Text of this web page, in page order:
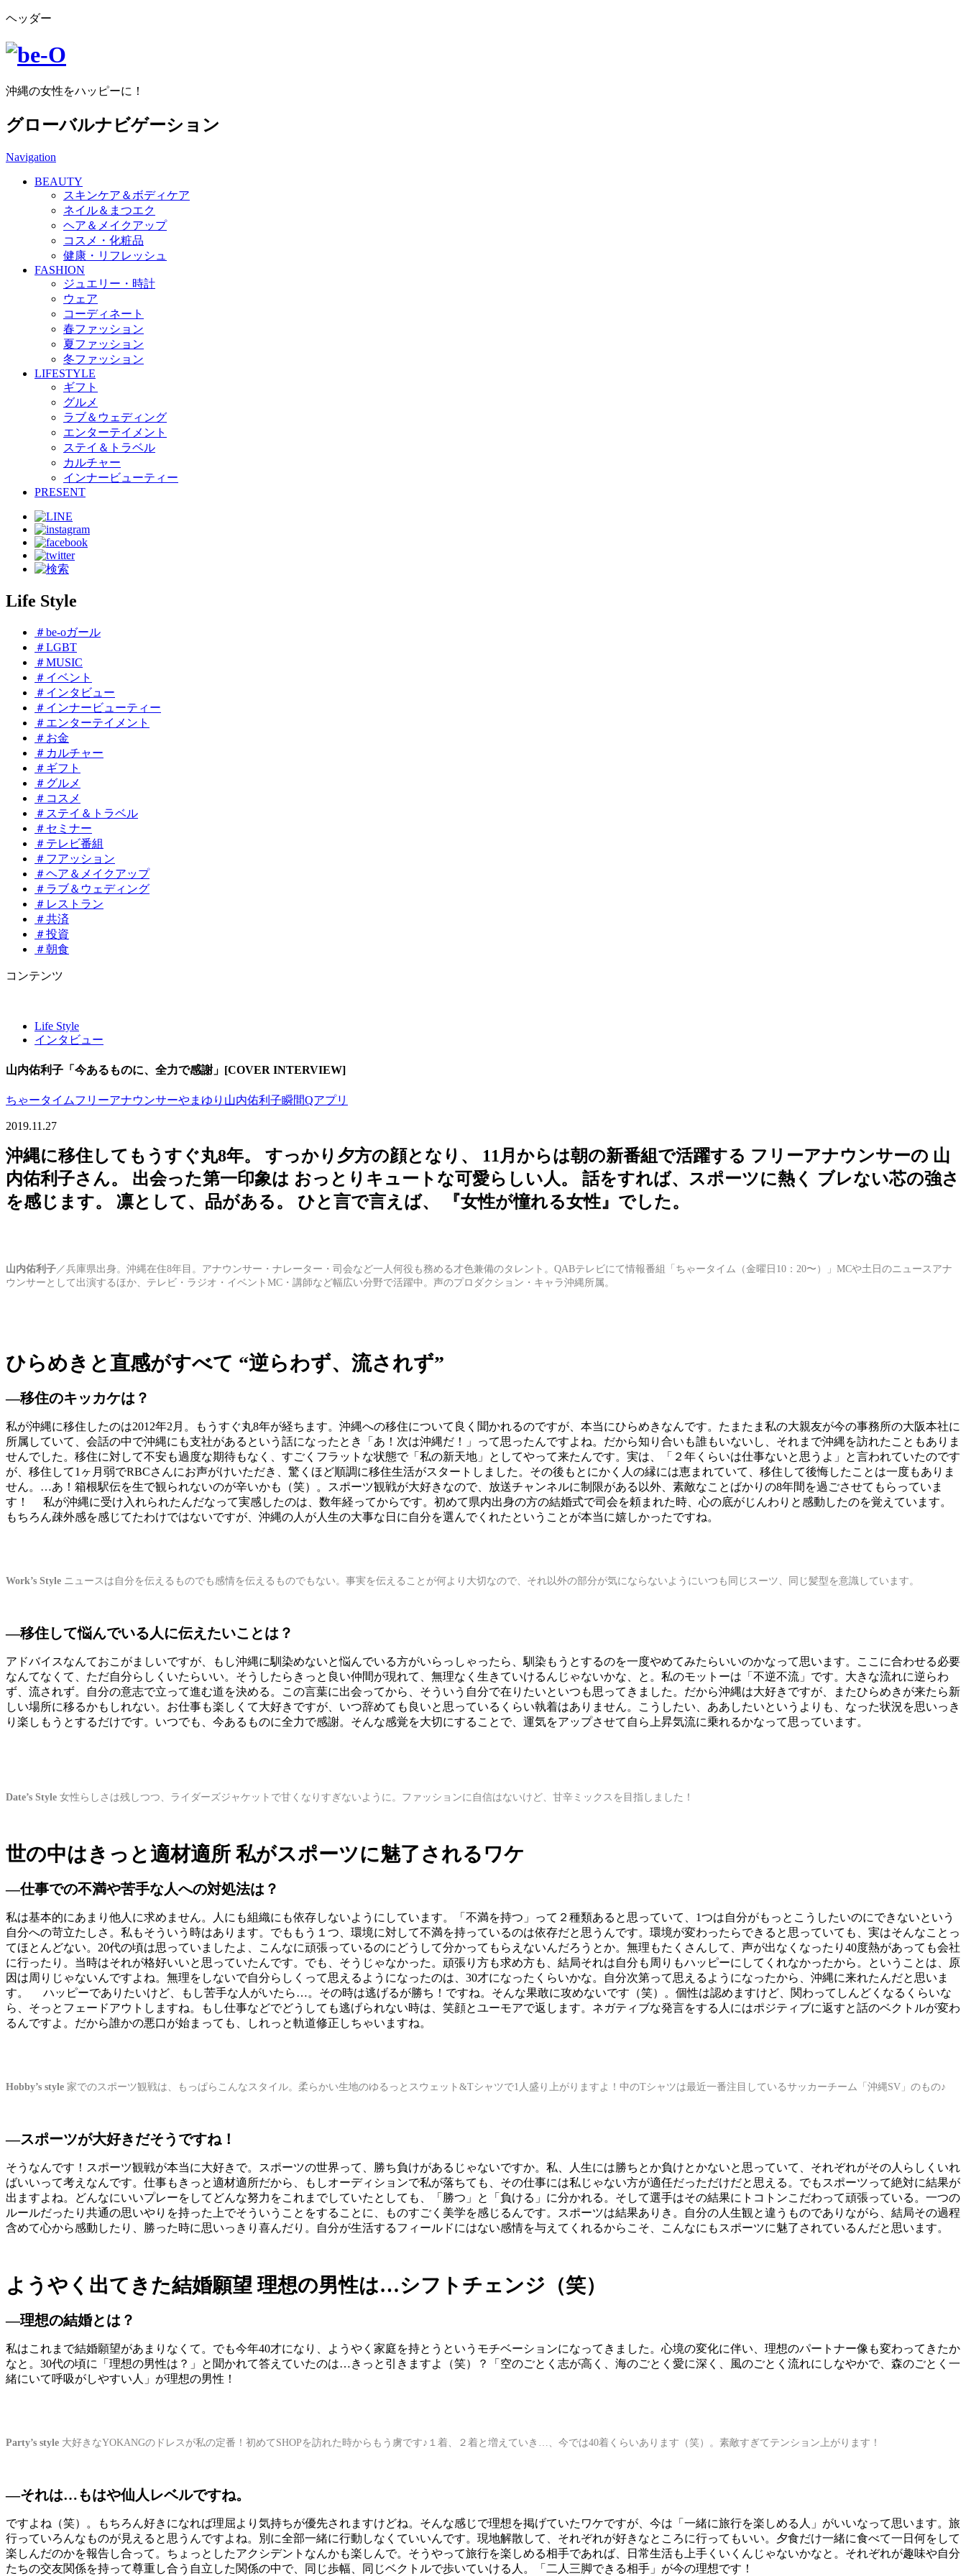
ヘッダー
沖縄の女性をハッピーに！
グローバルナビゲーション
Navigation
BEAUTY
スキンケア＆ボディケア
ネイル＆まつエク
ヘア＆メイクアップ
コスメ・化粧品
健康・リフレッシュ
FASHION
ジュエリー・時計
ウェア
コーディネート
春ファッション
夏ファッション
冬ファッション
LIFESTYLE
ギフト
グルメ
ラブ＆ウェディング
エンターテイメント
ステイ＆トラベル
カルチャー
インナービューティー
PRESENT
Life Style
＃be-oガール
＃LGBT
＃MUSIC
＃イベント
＃インタビュー
＃インナービューティー
＃エンターテイメント
＃お金
＃カルチャー
＃ギフト
＃グルメ
＃コスメ
＃ステイ＆トラベル
＃セミナー
＃テレビ番組
＃フアッション
＃ヘア＆メイクアップ
＃ラブ＆ウェディング
＃レストラン
＃共済
＃投資
＃朝食
コンテンツ
Life Style
インタビュー
山内佑利子「今あるものに、全力で感謝」[COVER INTERVIEW]
ちゃータイムフリーアナウンサーやまゆり 山内佑利子瞬間Qアプリ
2019.11.27
沖縄に移住してもうすぐ丸8年。 すっかり夕方の顔となり、 11月からは朝の新番組で活躍する フリーアナウンサーの 山
内佑利子さん。 出会った第一印象は おっとりキュートな可愛らしい人。 話をすれば、スポーツに熱く ブレない芯の強さ
を感じます。 凛として、品がある。 ひと言で言えば、 『女性が憧れる女性』でした。
山内佑利子／兵庫県出身。沖縄在住8年目。アナウンサー・ナレーター・司会など一人何役も務める才色兼備のタレント。QABテレビにて情報番組「ちゃータイム（金曜日10：20〜）」MCや土日のニュースアナ
ウンサーとして出演するほか、テレビ・ラジオ・イベントMC・講師など幅広い分野で活躍中。声のプロダクション・キャラ沖縄所属。
ひらめきと直感がすべて “逆らわず、流されず”
―移住のキッカケは？
私が沖縄に移住したのは2012年2月。もうすぐ丸8年が経ちます。沖縄への移住について良く聞かれるのですが、本当にひらめきなんです。たまたま私の大親友が今の事務所の大阪本社に
所属していて、会話の中で沖縄にも支社があるという話になったとき「あ！次は沖縄だ！」って思ったんですよね。だから知り合いも誰もいないし、それまで沖縄を訪れたこともありま
せんでした。移住に対して不安も過度な期待もなく、すごくフラットな状態で「私の新天地」としてやって来たんです。実は、「２年くらいは仕事ないと思うよ」と言われていたのです
が、移住して1ヶ月弱でRBCさんにお声がけいただき、驚くほど順調に移住生活がスタートしました。その後もとにかく人の縁には恵まれていて、移住して後悔したことは一度もありま
せん。…あ！箱根駅伝を生で観られないのが辛いかも（笑）。スポーツ観戦が大好きなので、放送チャンネルに制限がある以外、素敵なことばかりの8年間を過ごさせてもらっていま
す！ 私が沖縄に受け入れられたんだなって実感したのは、数年経ってからです。初めて県内出身の方の結婚式で司会を頼まれた時、心の底がじんわりと感動したのを覚えています。
もちろん疎外感を感じてたわけではないですが、沖縄の人が人生の大事な日に自分を選んでくれたということが本当に嬉しかったですね。
Work’s Style ニュースは自分を伝えるものでも感情を伝えるものでもない。事実を伝えることが何より大切なので、それ以外の部分が気にならないようにいつも同じスーツ、同じ髪型を意識しています。
―移住して悩んでいる人に伝えたいことは？
アドバイスなんておこがましいですが、もし沖縄に馴染めないと悩んでいる方がいらっしゃったら、馴染もうとするのを一度やめてみたらいいのかなって思います。ここに合わせる必要
なんてなくて、ただ自分らしくいたらいい。そうしたらきっと良い仲間が現れて、無理なく生きていけるんじゃないかな、と。私のモットーは「不逆不流」です。大きな流れに逆らわ
ず、流されず。自分の意志で立って進む道を決める。この言葉に出会ってから、そういう自分で在りたいといつも思ってきました。だから沖縄は大好きですが、またひらめきが来たら新
しい場所に移るかもしれない。お仕事も楽しくて大好きですが、いつ辞めても良いと思っているくらい執着はありません。こうしたい、ああしたいというよりも、なった状況を思いっき
り楽しもうとするだけです。いつでも、今あるものに全力で感謝。そんな感覚を大切にすることで、運気をアップさせて自ら上昇気流に乗れるかなって思っています。
Date’s Style 女性らしさは残しつつ、ライダーズジャケットで甘くなりすぎないように。ファッションに自信はないけど、甘辛ミックスを目指しました！
世の中はきっと適材適所 私がスポーツに魅了されるワケ
―仕事での不満や苦手な人への対処法は？
私は基本的にあまり他人に求めません。人にも組織にも依存しないようにしています。「不満を持つ」って２種類あると思っていて、1つは自分がもっとこうしたいのにできないという
自分への苛立たしさ。私もそういう時はあります。でももう１つ、環境に対して不満を持っているのは依存だと思うんです。環境が変わったらできると思っていても、実はそんなことっ
てほとんどない。20代の頃は思っていましたよ、こんなに頑張っているのにどうして分かってもらえないんだろうとか。無理もたくさんして、声が出なくなったり40度熱があっても会社
に行ったり。当時はそれが格好いいと思っていたんです。でも、そうじゃなかった。頑張り方も求め方も、結局それは自分も周りもハッピーにしてくれなかったから。ということは、原
因は周りじゃないんですよね。無理をしないで自分らしくって思えるようになったのは、30才になったくらいかな。自分次第って思えるようになったから、沖縄に来れたんだと思いま
す。 ハッピーでありたいけど、もし苦手な人がいたら…。その時は逃げるが勝ち！ですね。そんな果敢に攻めないです（笑）。個性は認めますけど、関わってしんどくなるくらいな
ら、そっとフェードアウトしますね。もし仕事などでどうしても逃げられない時は、笑顔とユーモアで返します。ネガティブな発言をする人にはポジティブに返すと話のベクトルが変わ
るんですよ。だから誰かの悪口が始まっても、しれっと軌道修正しちゃいますね。
Hobby’s style 家でのスポーツ観戦は、もっぱらこんなスタイル。柔らかい生地のゆるっとスウェット&Tシャツで1人盛り上がりますよ！中のTシャツは最近一番注目しているサッカーチーム「沖縄SV」のもの♪
―スポーツが大好きだそうですね！
そうなんです！スポーツ観戦が本当に大好きで。スポーツの世界って、勝ち負けがあるじゃないですか。私、人生には勝ちとか負けとかないと思っていて、それぞれがその人らしくいれ
ばいいって考えなんです。仕事もきっと適材適所だから、もしオーディションで私が落ちても、その仕事には私じゃない方が適任だっただけだと思える。でもスポーツって絶対に結果が
出ますよね。どんなにいいプレーをしてどんな努力をこれまでしていたとしても、「勝つ」と「負ける」に分かれる。そして選手はその結果にトコトンこだわって頑張っている。一つの
ルールだったり共通の思いやりを持った上でそういうことをすることに、ものすごく美学を感じるんです。スポーツは結果ありき。自分の人生観と違うものでありながら、結局その過程
含めて心から感動したり、勝った時に思いっきり喜んだり。自分が生活するフィールドにはない感情を与えてくれるからこそ、こんなにもスポーツに魅了されているんだと思います。
ようやく出てきた結婚願望 理想の男性は…シフトチェンジ（笑）
―理想の結婚とは？
私はこれまで結婚願望があまりなくて。でも今年40才になり、ようやく家庭を持とうというモチベーションになってきました。心境の変化に伴い、理想のパートナー像も変わってきたか
なと。30代の頃に「理想の男性は？」と聞かれて答えていたのは…きっと引きますよ（笑）？「空のごとく志が高く、海のごとく愛に深く、風のごとく流れにしなやかで、森のごとく一
緒にいて呼吸がしやすい人」が理想の男性！
Party’s style 大好きなYOKANGのドレスが私の定番！初めてSHOPを訪れた時からもう虜です♪１着、２着と増えていき…、今では40着くらいあります（笑）。素敵すぎてテンション上がります！
―それは…もはや仙人レベルですね。
ですよね（笑）。もちろん好きになれば理屈より気持ちが優先されますけどね。そんな感じで理想を掲げていたワケですが、今は「一緒に旅行を楽しめる人」がいいなって思います。旅
行っていろんなものが見えると思うんですよね。別に全部一緒に行動しなくていいんです。現地解散して、それぞれが好きなところに行ってもいい。夕食だけ一緒に食べて一日何をして
楽しんだのかを報告し合って。ちょっとしたアクシデントなんかも楽しんで。そうやって旅行を楽しめる相手であれば、日常生活も上手くいくんじゃないかなと。それぞれが趣味や自分
たちの交友関係を持って尊重し合う自立した関係の中で、同じ歩幅、同じベクトルで歩いていける人。「二人三脚できる相手」が今の理想です！